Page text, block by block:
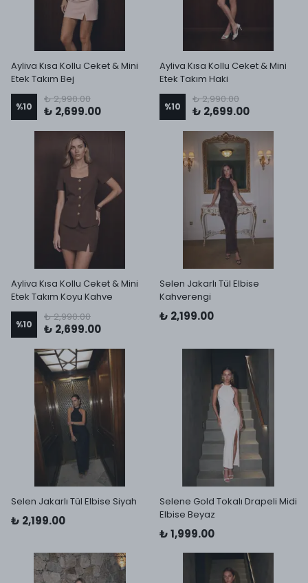
Ayliva Kısa Kollu Ceket & Mini
Etek Takım Bej
%10
₺ 2,990.00
₺ 2,699.00
Ayliva Kısa Kollu Ceket & Mini
Etek Takım Haki
%10
₺ 2,990.00
₺ 2,699.00
Ayliva Kısa Kollu Ceket & Mini
Etek Takım Koyu Kahve
%10
₺ 2,990.00
₺ 2,699.00
Selen Jakarlı Tül Elbise
Kahverengi
₺ 2,199.00
Selen Jakarlı Tül Elbise Siyah
₺ 2,199.00
Selene Gold Tokalı Drapeli Midi
Elbise Beyaz
₺ 1,999.00